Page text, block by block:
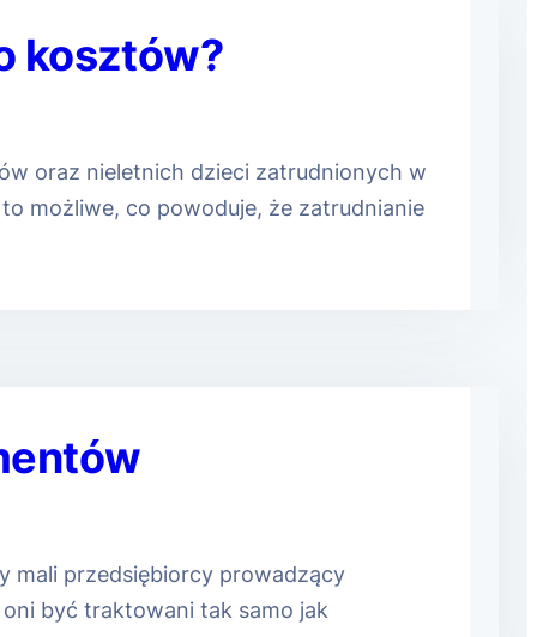
kosztów?
oraz nieletnich dzieci zatrudnionych w
możliwe, co powoduje, że zatrudnianie
mali przedsiębiorcy prowadzący
oni być traktowani tak samo jak